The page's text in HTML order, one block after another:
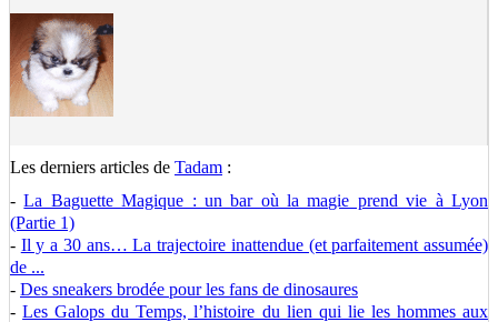
Les derniers articles de Tadam :
-La Baguette Magique : un bar où la magie prend vie à Lyon
(Partie 1)
- Il y a 30 ans… La trajectoire inattendue (et parfaitement assumée)
de ...
- Des sneakers brodée pour les fans de dinosaures
-Les Galops du Temps, l’histoire du lien qui lie les hommes aux